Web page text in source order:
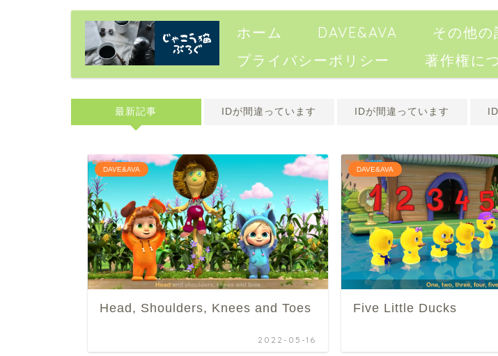
ホーム DAVE&AVA その他の
プライバシーポリシー
著作権に
最新記事 IDが間違っています IDが間違っています
DAVE&AVA
Head, Shoulders, Knees and Toes
2022-05-16
DAVE&AVA
Five Little Ducks